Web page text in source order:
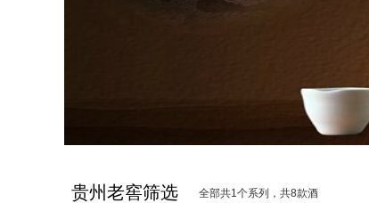
贵州老窖筛选 全部共1个系列，共8款酒